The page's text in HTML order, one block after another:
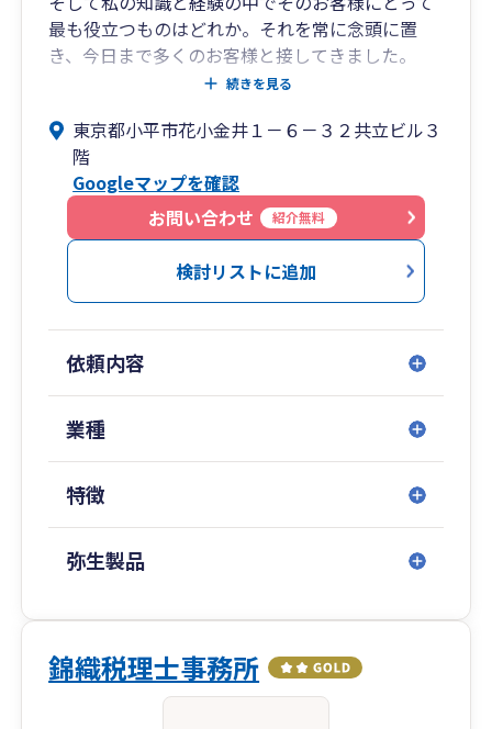
最も役立つものはどれか。それを常に念頭に置
き、今日まで多くのお客様と接してきました。
ITなどの技術が著しく進歩し、社会も加速度的に
も変わらないもの、大事なもの―それがお客様と
の信頼関係だと私は考えます。
税務、会計はもちろんどんな些細なことでもお悩
みごとがございましたらお気軽に当事務所までご
相談ください。プライバシーを守り、一生懸命お
客様に満足していただけるように努力させていた
だきます。
続きを見る
東京都小平市花小金井１－６－３２共立ビル３
階
Googleマップを確認
お問い合わせ
紹介無料
検討リストに追加
依頼内容
業種
特徴
弥生製品
錦織税理士事務所